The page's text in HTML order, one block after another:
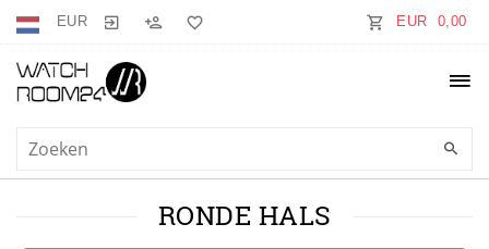
EUR EUR 0,00
RONDE HALS